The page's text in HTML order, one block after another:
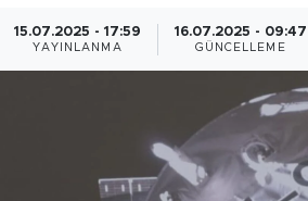
15.07.2025 - 17:59
YAYINLANMA
16.07.2025 - 09:47
GÜNCELLEME
Yaşam
Çin Fuarları
Gündem